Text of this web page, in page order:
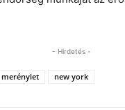
- Hirdetés -
merénylet new york